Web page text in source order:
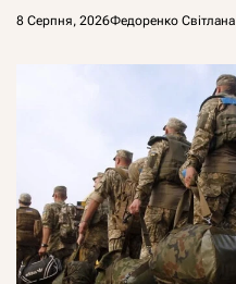
8 Серпня, 2026Федоренко Світлана